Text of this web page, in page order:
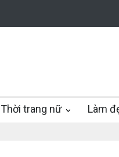
Thời trang nữ Làm